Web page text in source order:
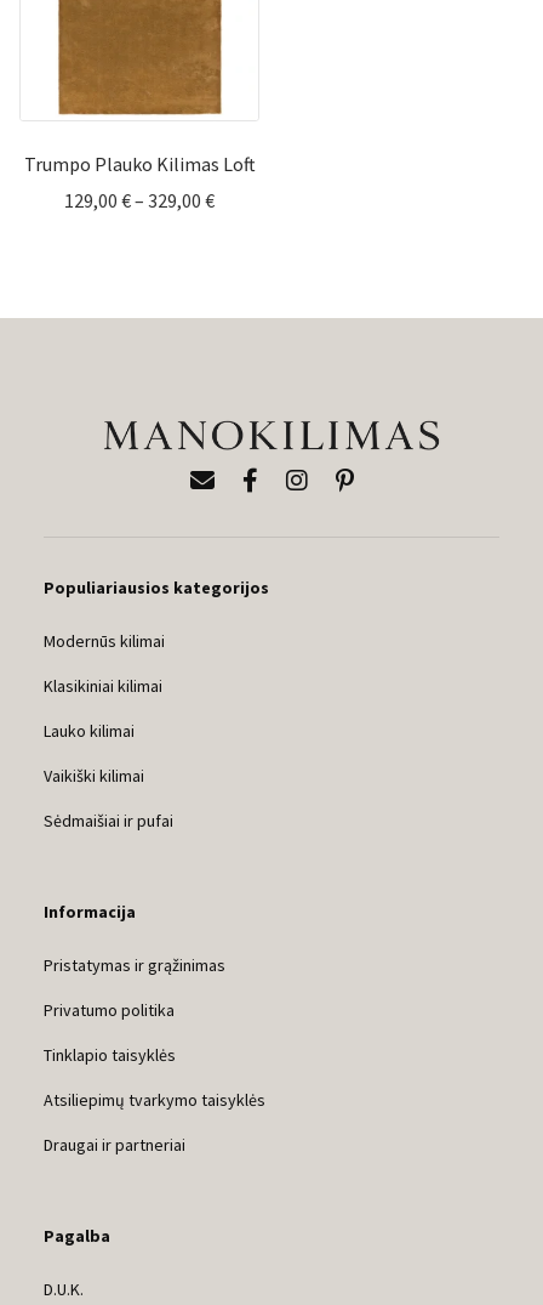
Trumpo Plauko Kilimas Loft
129,00 €– 329,00 €Price
329,00 €
Populiariausios kategorijos
Modernūs kilimai
Klasikiniai kilimai
Lauko kilimai
Vaikiški kilimai
Sėdmaišiai ir pufai
Informacija
Pristatymas ir grąžinimas
Privatumo politika
Tinklapio taisyklės
Atsiliepimų tvarkymo taisyklės
Draugai ir partneriai
Pagalba
D.U.K.